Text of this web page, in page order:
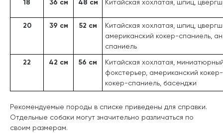
18 36 см 48 см Китайская хохлатая, шпиц,
20 39 см 52 см
Китайская хохлатая, шпиц,
американский кокер-спаниель,
спаниель
22 42 см 56 см
Китайская хохлатая,
фокстерьер, американский
кокер-спаниель, басенджи
Рекомендуемые породы в списке приведены для справки.
Отдельные собаки могут значительно различаться по
своим размерам.